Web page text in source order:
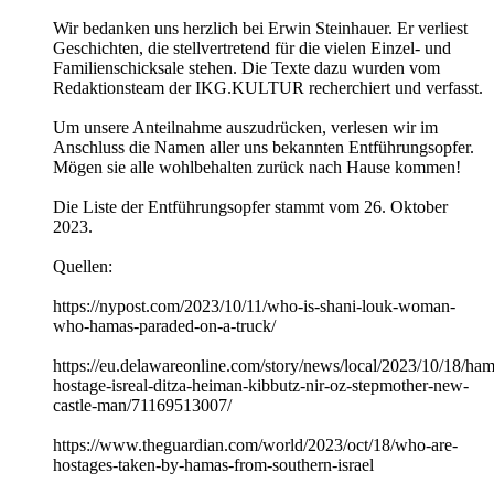
Wir bedanken uns herzlich bei Erwin Steinhauer. Er verliest
Geschichten, die stellvertretend für die vielen Einzel- und
Familienschicksale stehen. Die Texte dazu wurden vom
Redaktionsteam der IKG.KULTUR recherchiert und verfasst.
Um unsere Anteilnahme auszudrücken, verlesen wir im
Anschluss die Namen aller uns bekannten Entführungsopfer.
Mögen sie alle wohlbehalten zurück nach Hause kommen!
Die Liste der Entführungsopfer stammt vom 26. Oktober
2023.
Quellen:
https://nypost.com/2023/10/11/who-is-shani-louk-woman-
who-hamas-paraded-on-a-truck/
https://eu.delawareonline.com/story/news/local/2023/10/18/
hostage-isreal-ditza-heiman-kibbutz-nir-oz-stepmother-new-
castle-man/71169513007/
https://www.theguardian.com/world/2023/oct/18/who-are-
hostages-taken-by-hamas-from-southern-israel